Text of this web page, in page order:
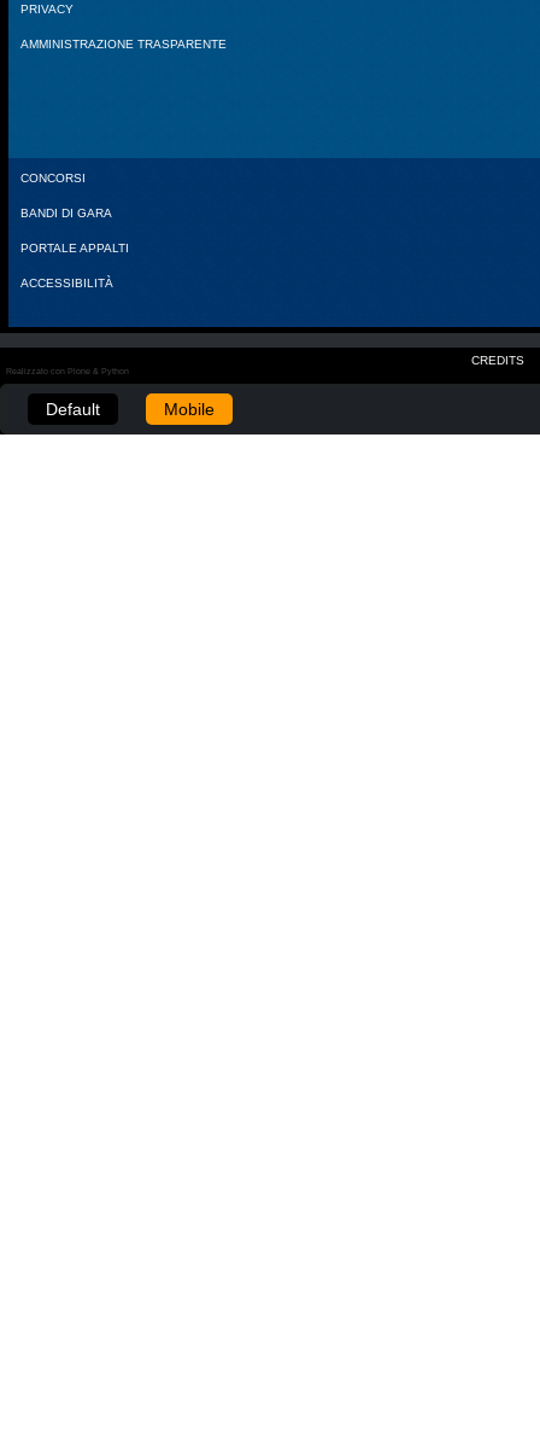
PRIVACY
AMMINISTRAZIONE TRASPARENTE
CONCORSI
BANDI DI GARA
PORTALE APPALTI
ACCESSIBILITÀ
CREDITS
Realizzato con Plone & Python
Default Mobile